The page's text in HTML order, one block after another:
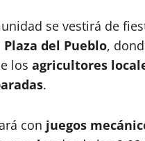
se vestirá de
Plaza del Pueblo,
los agricultores
.
con juegos